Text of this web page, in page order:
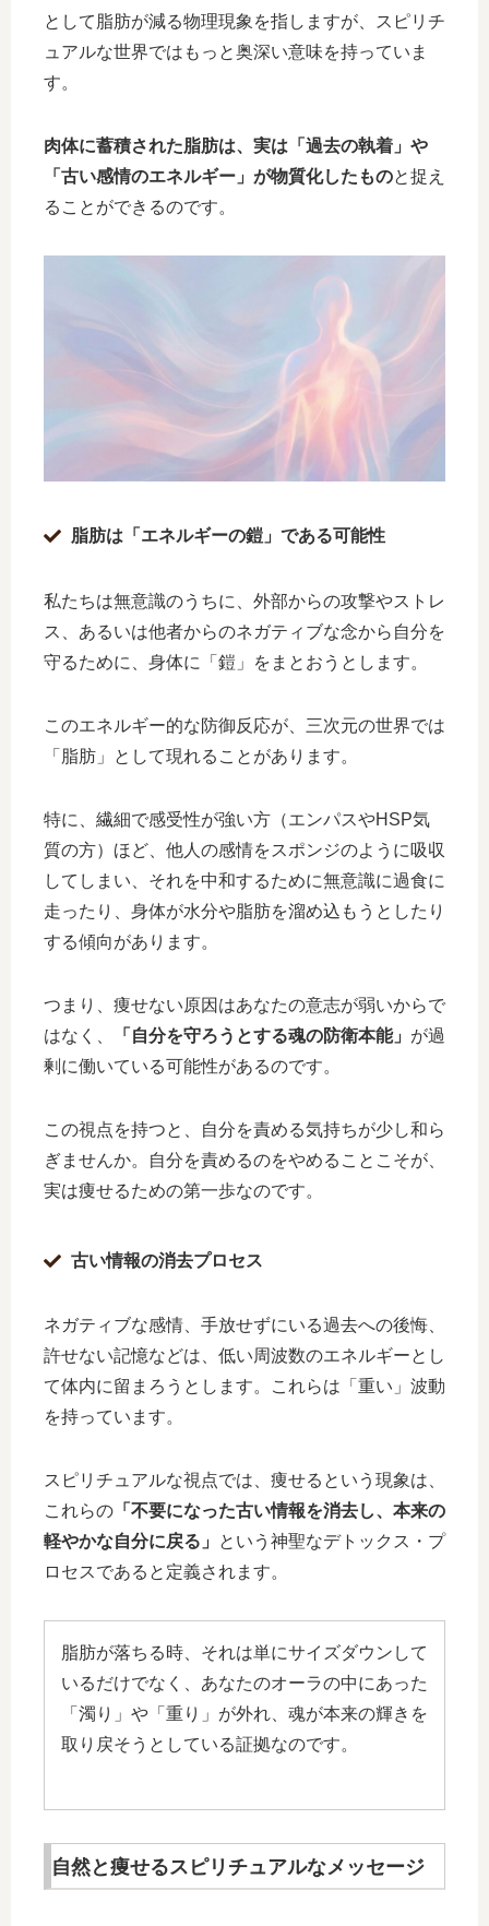
として脂肪が減る物理現象を指しますが、スピリチ
ュアルな世界ではもっと奥深い意味を持っていま
す。
肉体に蓄積された脂肪は、実は「過去の執着」や
「古い感情のエネルギー」が物質化したものと捉え
ることができるのです。
脂肪は「エネルギーの鎧」である可能性
私たちは無意識のうちに、外部からの攻撃やストレ
ス、あるいは他者からのネガティブな念から自分を
守るために、身体に「鎧」をまとおうとします。
このエネルギー的な防御反応が、三次元の世界では
「脂肪」として現れることがあります。
特に、繊細で感受性が強い方（エンパスやHSP気
質の方）ほど、他人の感情をスポンジのように吸収
してしまい、それを中和するために無意識に過食に
走ったり、身体が水分や脂肪を溜め込もうとしたり
する傾向があります。
つまり、痩せない原因はあなたの意志が弱いからで
はなく、
「自分を守ろうとする魂の防衛本能」 が過
剰に働いている可能性があるのです。
この視点を持つと、自分を責める気持ちが少し和ら
ぎませんか。自分を責めるのをやめることこそが、
実は痩せるための第一歩なのです。
古い情報の消去プロセス
ネガティブな感情、手放せずにいる過去への後悔、
許せない記憶などは、低い周波数のエネルギーとし
て体内に留まろうとします。これらは「重い」波動
を持っています。
スピリチュアルな視点では、痩せるという現象は、
これらの 「不要になった古い情報を消去し、本来の
軽やかな自分に戻る」
という神聖なデトックス・プ
ロセスであると定義されます。
脂肪が落ちる時、それは単にサイズダウンして
いるだけでなく、あなたのオーラの中にあった
「濁り」や「重り」が外れ、魂が本来の輝きを
取り戻そうとしている証拠なのです。
自然と痩せるスピリチュアルなメッセージ